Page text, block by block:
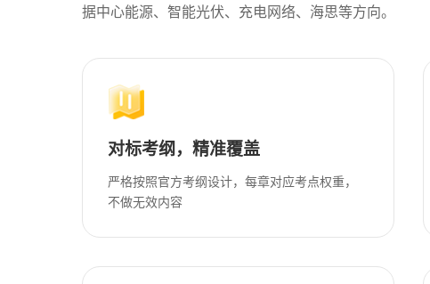
据中心能源、智能光伏、充电网络、海思等方向。
对标考纲，精准覆盖
严格按照官方考纲设计，每章对应考点权重，
不做无效内容